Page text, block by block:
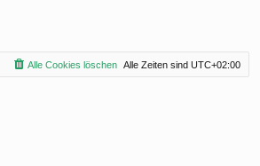
Alle Zeiten sind UTC+02:00
Alle Cookies löschen